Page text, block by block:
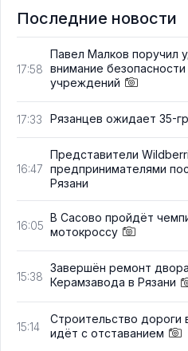
Последние новости
17:58
Павел Малков поручил
внимание
учреждений
17:33 Рязанцев ожидает 35-
16:47
Представители
предпринимателями
Рязани
16:05
В Сасово пройдёт
мотокроссу
15:38
Завершён ремонт
Керамзавода в Рязани
15:14
Строительство дороги
идёт с отставанием